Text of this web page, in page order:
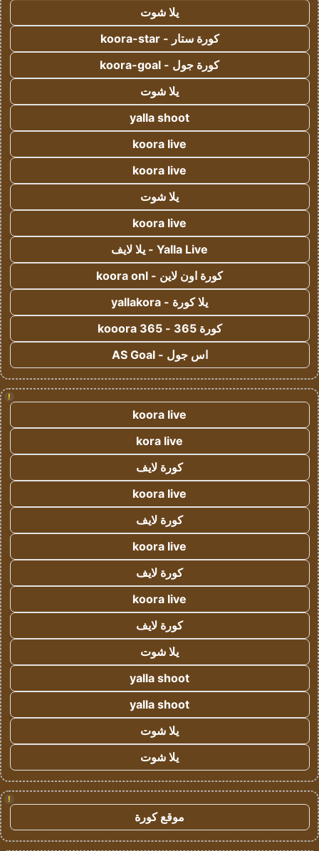
يلا شوت
كورة ستار - koora-star
كورة جول - koora-goal
يلا شوت
yalla shoot
koora live
koora live
يلا شوت
koora live
Yalla Live - يلا لايف
كورة اون لاين - koora onl
يلا كورة - yallakora
كورة 365 - kooora 365
اس جول - AS Goal
!
koora live
kora live
كورة لايف
koora live
كورة لايف
koora live
كورة لايف
koora live
كورة لايف
يلا شوت
yalla shoot
yalla shoot
يلا شوت
يلا شوت
!
موقع كورة